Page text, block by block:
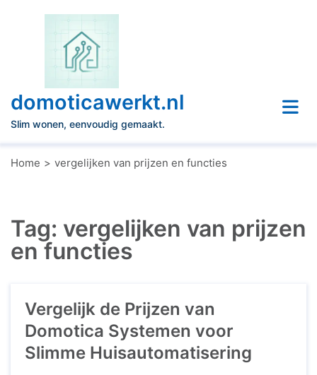
domoticawerkt.nl
Slim wonen, eenvoudig gemaakt.
Home vergelijken van prijzen en functies
Tag: vergelijken van prijzen
en functies
Vergelijk de Prijzen van
Domotica Systemen voor
Slimme Huisautomatisering